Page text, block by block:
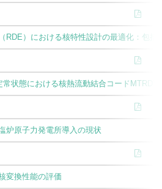
RDE）における核特性設計の最適化：包括
状態における核熱流動結合コード
炉原子力発電所導入の現状
変換性能の評価